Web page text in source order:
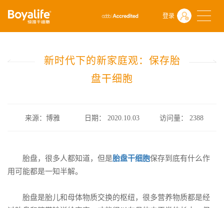
登录
首页 什么是干细胞
前沿动态
新时代下的新家庭观：保存胎盘干细胞
新时代下的新家庭观：保存胎
盘干细胞
来源：博雅 日期： 2020.10.03 访问量：2388
胎盘，很多人都知道，但是胎盘干细胞保存到底有什么作
用可能都是一知半解。
胎盘是胎儿和母体物质交换的枢纽，很多营养物质都是经